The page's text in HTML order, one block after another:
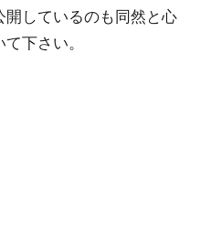
開しているのも同然と心
下さい。